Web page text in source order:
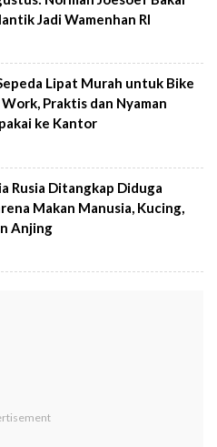
Jadi Wamenhan RI
Lipat Murah untuk Bike
Praktis dan Nyaman
ke Kantor
Rusia Ditangkap Diduga
Makan Manusia, Kucing,
Anjing